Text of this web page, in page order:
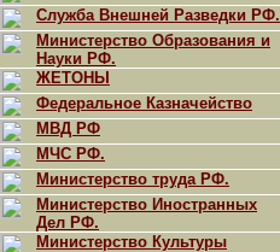
Служба Внешней Разведки РФ.
Министерство Образования и
Науки РФ.
ЖЕТОНЫ
Федеральное Казначейство
МВД РФ
МЧС РФ.
Министерство труда РФ.
Министерство Иностранных
Дел РФ.
Министерство Культуры